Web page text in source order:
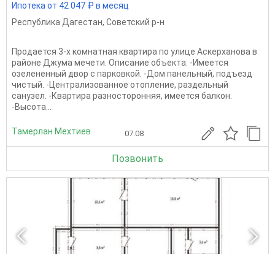
Ипотека от 42 047 ₽ в месяц
Республика Дагестан, Советский р-н
Продается 3-х комнатная квартира по улице Аскерханова в
районе Джума мечети. Описание объекта: -Имеется
озелененный двор с парковкой. -Дом панельный, подъезд
чистый. -Централизованное отопление, раздельный
санузел. -Квартира разносторонняя, имеется балкон.
-Высота...
Тамерлан Мехтиев 07.08
Позвонить